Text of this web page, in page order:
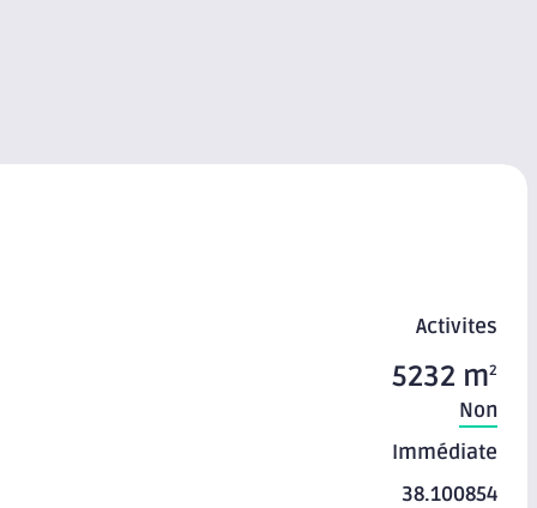
Activites
5232 m2
Non
Immédiate
38.100854